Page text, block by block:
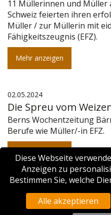
11 Müllerinnen und Müller
Schweiz feierten ihren
Müller / zur Müllerin mit
Fähigkeitszeugnis (EFZ).
Mehr anzeigen
02.05.2024
Die Spreu vom
Berns Wochentzeitung
Berufe wie Müller/-in EFZ.
« ‹ 1 2 3 ›
Diese Webseite
Anzeigen zu
Bestimmen Sie, welche
Alle akzeptieren